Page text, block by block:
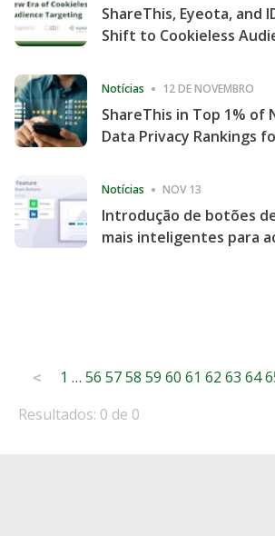
ShareThis, Eyeota, and
Shift to Cookieless
Notícias 12 DE NOVEMBRO
ShareThis in Top 1% of
Data Privacy Rankings
Notícias NOV 13
Introdução de botões
mais inteligentes para
Posts
pagination
< 1 … 56 5758 59 60 61 62 63 64
Resultados: 0 de 0